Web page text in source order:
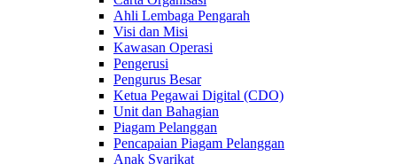
Ahli Lembaga Pengarah
Visi dan Misi
Kawasan Operasi
Pengerusi
Pengurus Besar
Ketua Pegawai Digital (CDO)
Unit dan Bahagian
Piagam Pelanggan
Pencapaian Piagam Pelanggan
Anak Syarikat